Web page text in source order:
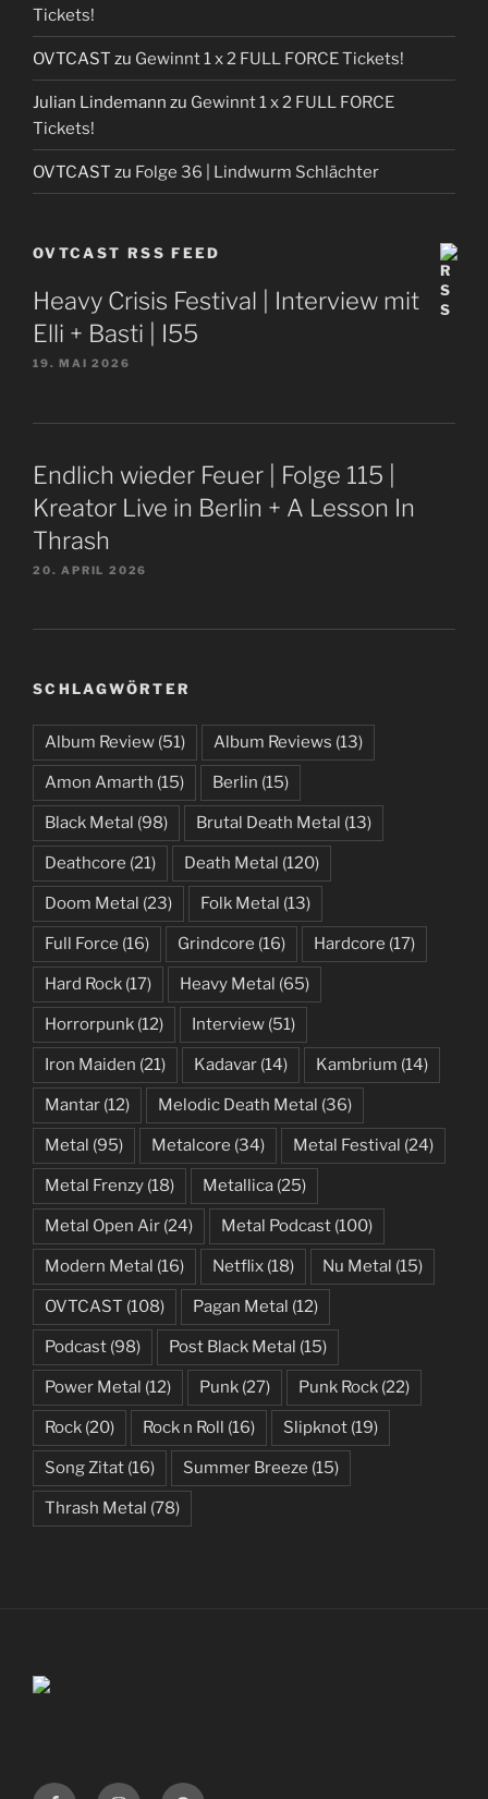
Tickets!
OVTCAST zu Gewinnt 1 x 2 FULL FORCE Tickets!
Julian Lindemann zu Gewinnt 1 x 2 FULL FORCE
Tickets!
OVTCAST zu Folge 36 | Lindwurm Schlächter
OVTCAST RSS FEED
Heavy Crisis Festival | Interview mit
Elli + Basti | I55
19. MAI 2026
Endlich wieder Feuer | Folge 115 |
Kreator Live in Berlin + A Lesson In
Thrash
20. APRIL 2026
SCHLAGWÖRTER
Album Review (51) Album Reviews (13)
Amon Amarth (15) Berlin (15)
Black Metal (98) Brutal Death Metal (13)
Deathcore (21) Death Metal (120)
Doom Metal (23) Folk Metal (13)
Full Force (16) Grindcore (16) Hardcore (17)
Hard Rock (17) Heavy Metal (65)
Horrorpunk (12) Interview (51)
Iron Maiden (21) Kadavar (14) Kambrium (14)
Mantar (12) Melodic Death Metal (36)
Metal (95) Metalcore (34) Metal Festival (24)
Metal Frenzy (18) Metallica (25)
Metal Open Air (24) Metal Podcast (100)
Modern Metal (16) Netflix (18) Nu Metal (15)
OVTCAST (108) Pagan Metal (12)
Podcast (98) Post Black Metal (15)
Power Metal (12) Punk (27) Punk Rock (22)
Rock (20) Rock n Roll (16) Slipknot (19)
Song Zitat (16) Summer Breeze (15)
Thrash Metal (78)